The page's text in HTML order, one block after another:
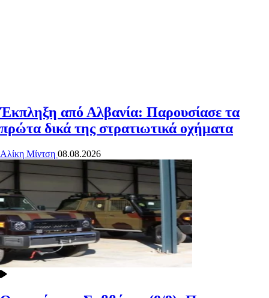
Έκπληξη από Αλβανία: Παρουσίασε τα
πρώτα δικά της στρατιωτικά οχήματα
Αλίκη Μίντση 08.08.2026